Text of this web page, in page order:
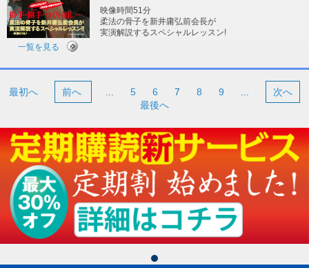
映像時間51分
柔法の骨子を新井庸弘前会長が
実演解説するスペシャルレッスン!
一覧を見る
最初へ 前へ ... 5 6 7 8 9 ...
次へ
最後へ